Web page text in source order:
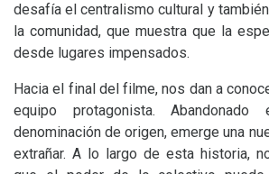
desafía el centralismo cultural y
la comunidad, que muestra que la
desde lugares impensados.
Hacia el final del filme, nos dan a
equipo protagonista.
denominación de origen, emerge una
extrañar. A lo largo de esta historia,